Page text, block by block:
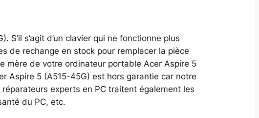
s’agit d’un clavier qui ne fonctionne plus
de rechange en stock pour remplacer la pièce
mère de votre ordinateur portable Acer Aspire 5
Aspire 5 (A515-45G) est hors garantie car notre
experts en PC traitent également les
du PC, etc.